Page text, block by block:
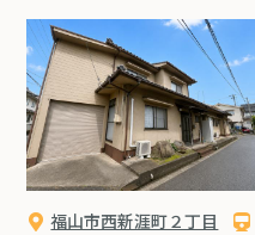
福山市西新涯町２丁目